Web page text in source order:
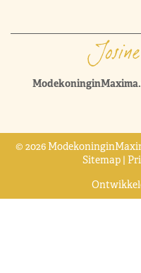
© 2026
Sitemap |